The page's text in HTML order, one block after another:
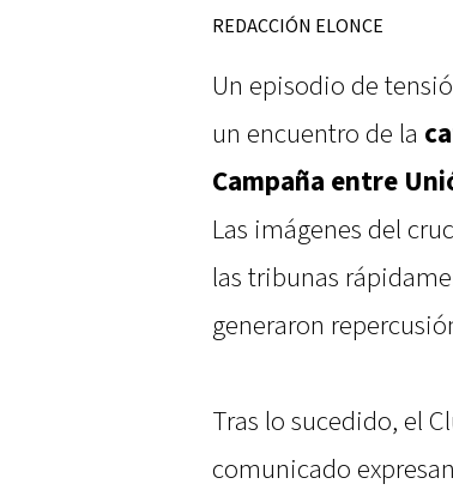
REDACCIÓN ELONCE
Un episodio de
un encuentro de la
Campaña entre
Las imágenes del
las tribunas
generaron
Tras lo sucedido, el
comunicado